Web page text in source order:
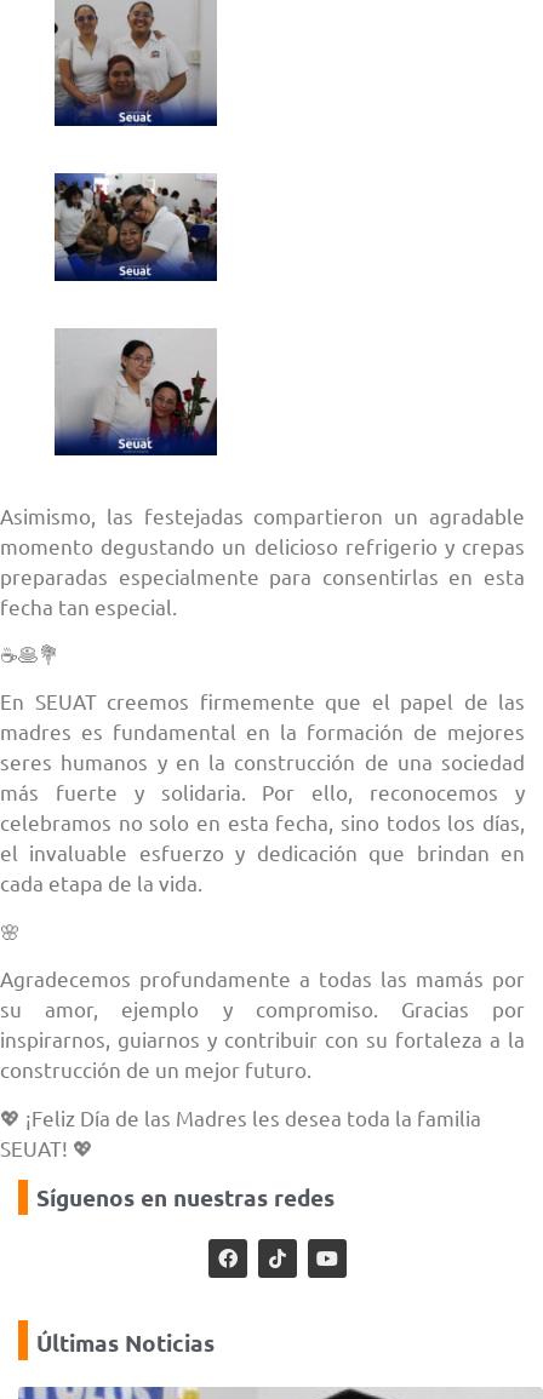
Asimismo, las festejadas compartieron un agradable
momento degustando un delicioso refrigerio y crepas
preparadas especialmente para consentirlas en esta
fecha tan especial.
☕🥞💐
En SEUAT creemos firmemente que el papel de las
madres es fundamental en la formación de mejores
seres humanos y en la construcción de una sociedad
más fuerte y solidaria. Por ello, reconocemos y
celebramos no solo en esta fecha, sino todos los días,
el invaluable esfuerzo y dedicación que brindan en
cada etapa de la vida.
🌸
Agradecemos profundamente a todas las mamás por
su amor, ejemplo y compromiso. Gracias por
inspirarnos, guiarnos y contribuir con su fortaleza a la
construcción de un mejor futuro.
💖 ¡Feliz Día de las Madres les desea toda la familia
SEUAT! 💖
Síguenos en nuestras redes
Últimas Noticias